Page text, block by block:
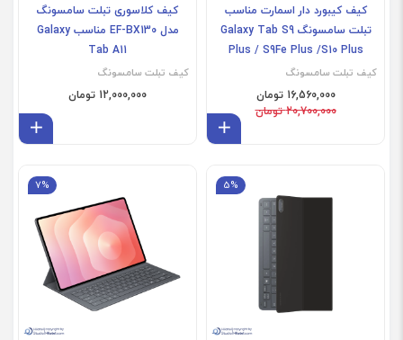
کیف کیبورد دار اسمارت مناسب
تبلت سامسونگ Galaxy Tab S9
Plus / S9Fe Plus /S10 Plus
کیف تبلت سامسونگ
16,560,000 تومان
20,700,000 تومان
کیف کلاسوری تبلت سامسونگ
مدل EF-BX130 مناسب Galaxy
Tab A11
کیف تبلت سامسونگ
12,000,000 تومان
5%
7%